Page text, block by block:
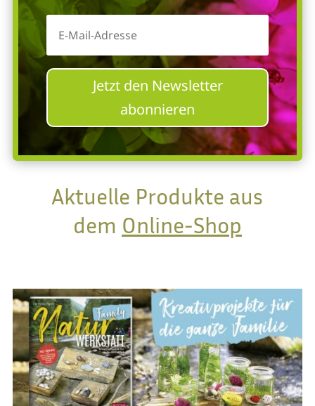
Jetzt den Newsletter
abonnieren
Aktuelle Produkte aus
dem Online-Shop